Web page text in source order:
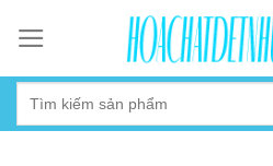
content